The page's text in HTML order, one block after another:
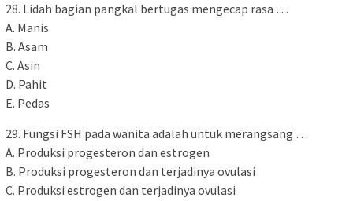
28. Lidah bagian pangkal bertugas mengecap rasa …
A. Manis
B. Asam
C. Asin
D. Pahit
E. Pedas
29. Fungsi FSH pada wanita adalah untuk merangsang …
A. Produksi progesteron dan estrogen
B. Produksi progesteron dan terjadinya ovulasi
C. Produksi estrogen dan terjadinya ovulasi